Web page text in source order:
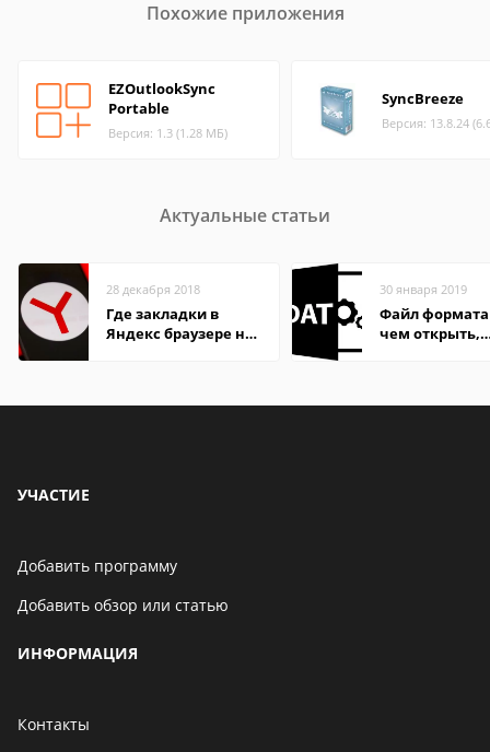
Похожие приложения
EZOutlookSync
Portable
Версия: 1.3 (1.28 МБ)
SyncBreeze
Версия: 13.8.24
Актуальные статьи
28 декабря 2018
Где закладки в
Яндекс браузере на
30 января 2019
Файл формата
чем открыть,
УЧАСТИЕ
Добавить программу
Добавить обзор или статью
ИНФОРМАЦИЯ
Контакты